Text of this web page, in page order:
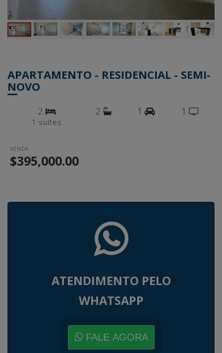
APARTAMENTO - RESIDENCIAL - SEMI-
NOVO
2
1 suítes
2 1 1
VENDA
$395,000.00
ATENDIMENTO PELO
WHATSAPP
FALE AGORA